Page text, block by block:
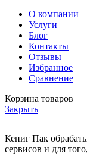
О компании
Услуги
Блог
Контакты
Отзывы
Избранное
Сравнение
Корзина товаров
Закрыть
Кениг Пак
сервисов и для